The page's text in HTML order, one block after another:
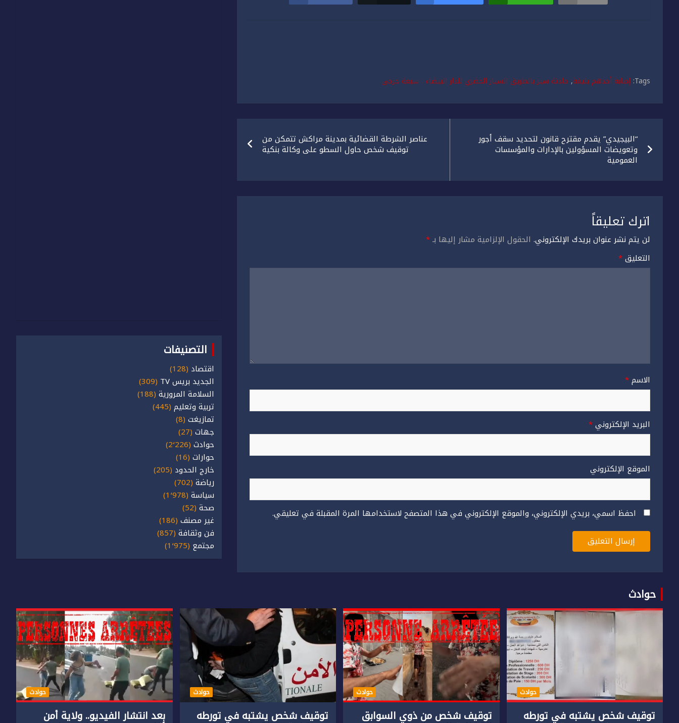
Tags: إصابة أحدهم بليغة, حادثة سير بالطريق السيار الحضري للدار البيضاء : سبعة جرحى
تصفّح
المقالات
“البيجيدي” يقدم مقترح قانون لتحديد سقف أجور
وتعويضات المسؤولين بالإدارات والمؤسسات
العمومية
عناصر الشرطة القضائية بمدينة مراكش تتمكن من
توقيف شخص حاول السطو على وكالة بنكية
اترك تعليقاً
لن يتم نشر عنوان بريدك الإلكتروني. الحقول الإلزامية مشار إليها بـ*
التعليق*
الاسم*
البريد الإلكتروني*
الموقع الإلكتروني
احفظ اسمي، بريدي الإلكتروني، والموقع الإلكتروني في هذا المتصفح لاستخدامها المرة المقبلة في تعليقي.
التصنيفات
اقتصاد (128)
الجديد بريس TV
(309)
السلامة المرورية (188)
تربية وتعليم (445)
تمازيغت (8)
جهات (27)
حوادث (2٬226)
حوارات (16)
خارج الحدود (205)
رياضة (702)
سياسة (1٬978)
صحة (52)
غير مصنف (186)
فن وثقافة (857)
مجتمع (1٬975)
حوادث
حوادث
توقيف شخص يشتبه في تورطه
حوادث
توقيف شخص من ذوي السوابق
حوادث
توقيف شخص يشتبه في تورطه
حوادث
بعد انتشار الفيديو.. ولاية أمن